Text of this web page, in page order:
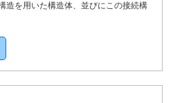
造を用いた構造体、並びにこの接続構